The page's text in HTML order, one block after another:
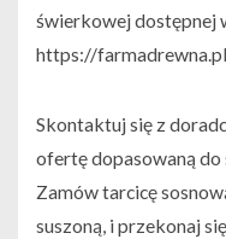
świerkowej dostępnej
https://
Skontaktuj się z
ofertę dopasowaną
Zamów tarcicę
suszoną, i przekonaj